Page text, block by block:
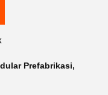
Prefabrikasi,